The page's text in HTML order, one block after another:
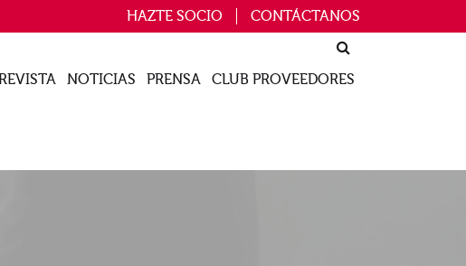
HAZTE SOCIO CONTÁCTANOS
NOTICIAS PRENSA CLUB PROVEEDORES